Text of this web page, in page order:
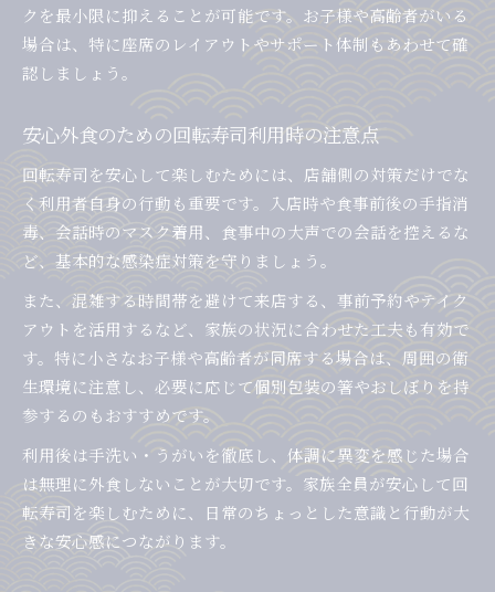
クを最小限に抑えることが可能です。お子様や高齢者がいる
場合は、特に座席のレイアウトやサポート体制もあわせて確
認しましょう。
安心外食のための回転寿司利用時の注意点
回転寿司を安心して楽しむためには、店舗側の対策だけでな
く利用者自身の行動も重要です。入店時や食事前後の手指消
毒、会話時のマスク着用、食事中の大声での会話を控えるな
ど、基本的な感染症対策を守りましょう。
また、混雑する時間帯を避けて来店する、事前予約やテイク
アウトを活用するなど、家族の状況に合わせた工夫も有効で
す。特に小さなお子様や高齢者が同席する場合は、周囲の衛
生環境に注意し、必要に応じて個別包装の箸やおしぼりを持
参するのもおすすめです。
利用後は手洗い・うがいを徹底し、体調に異変を感じた場合
は無理に外食しないことが大切です。家族全員が安心して回
転寿司を楽しむために、日常のちょっとした意識と行動が大
きな安心感につながります。